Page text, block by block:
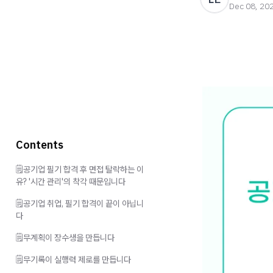
Dec 08,
Contents
🗒️공기업 필기 합격 후 면접 탈락하는 이
유? '시간 관리'의 착각 때문입니다
🗒️공기업 취업, 필기 합격이 끝이 아닙니
다
🗒️무계획이 장수생을 만듭니다
🗒️무기록이 실행력 제로를 만듭니다